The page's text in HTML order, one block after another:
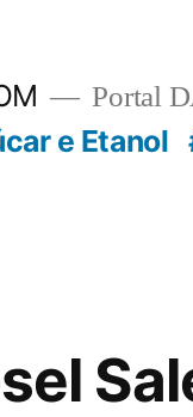
Portal
e Etanol